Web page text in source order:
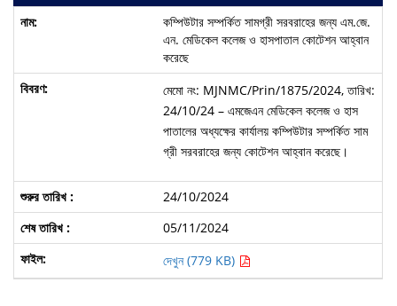
কম্পিউটার সম্পর্কিত সামগ্রী সরবরাহের জন্য এম.জে.
এন. মেডিকেল কলেজ ও হাসপাতাল কোটেশন আহ্বান
করেছে
মেমো নং: MJNMC/Prin/1875/2024, তারিখ:
24/10/24 – এমজেএন মেডিকেল কলেজ ও হাস
পাতালের অধ্যক্ষের কার্যালয় কম্পিউটার সম্পর্কিত সাম
গ্রী সরবরাহের জন্য কোটেশন আহ্বান করেছে।
24/10/2024
05/11/2024
দেখুন (779 KB)